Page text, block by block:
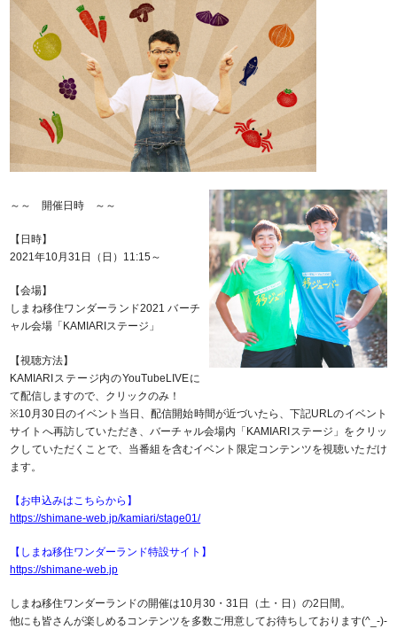
～～ 開催日時 ～～
【日時】
2021年10月31日（日）11:15～
【会場】
しまね移住ワンダーランド2021 バーチ
ャル会場「KAMIARIステージ」
【視聴方法】
KAMIARIステージ内のYouTubeLIVEに
て配信しますので、クリックのみ！
※10月30日のイベント当日、配信開始時間が近づいたら、下記URLのイベント
サイトへ再訪していただき、バーチャル会場内「KAMIARIステージ」をクリッ
クしていただくことで、当番組を含むイベント限定コンテンツを視聴いただけ
ます。
【お申込みはこちらから】
https://shimane-web.jp/kamiari/stage01/
【しまね移住ワンダーランド特設サイト】
https://shimane-web.jp
しまね移住ワンダーランドの開催は10月30・31日（土・日）の2日間。
他にも皆さんが楽しめるコンテンツを多数ご用意してお待ちしております(^_-)-